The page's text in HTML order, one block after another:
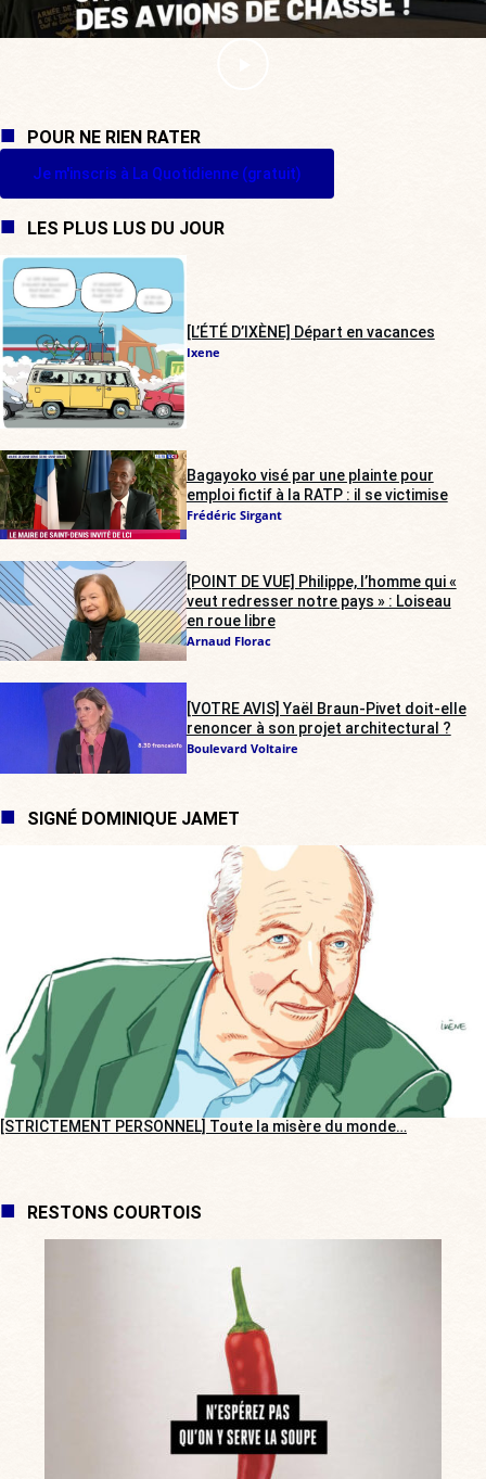
POUR NE RIEN RATER
Je m'inscris à La Quotidienne (gratuit)
LES PLUS LUS DU JOUR
[L’ÉTÉ D’IXÈNE] Départ en vacances
Ixene
Bagayoko visé par une plainte pour
emploi fictif à la RATP : il se victimise
Frédéric Sirgant
[POINT DE VUE] Philippe, l’homme qui «
veut redresser notre pays » : Loiseau
en roue libre
Arnaud Florac
[VOTRE AVIS] Yaël Braun-Pivet doit-elle
renoncer à son projet architectural ?
Boulevard Voltaire
SIGNÉ DOMINIQUE JAMET
[STRICTEMENT PERSONNEL] Toute la misère du monde…
RESTONS COURTOIS